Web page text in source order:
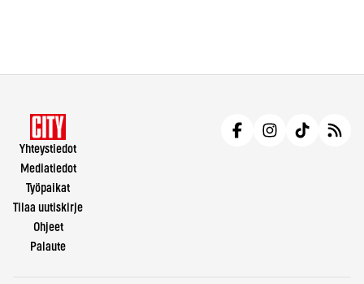
Yhteystiedot
Mediatiedot
Työpaikat
Tilaa uutiskirje
Ohjeet
Palaute